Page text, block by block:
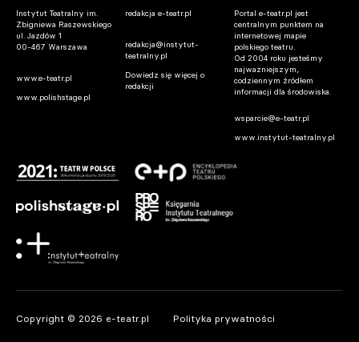
Instytut Teatralny im.
Zbigniewa Raszewskiego
ul. Jazdów 1
00-467 Warszawa
www.e-teatr.pl
www.polishstage.pl
redakcja e-teatr.pl
redakcja@instytut-
teatralny.pl
Dowiedz się więcej o
redakcji
Portal e-teatr.pl jest
centralnym punktem na
internetowej mapie
polskiego teatru.
Od 2004 roku jesteśmy
najważniejszym,
codziennym źródłem
informacji dla środowiska.
wsparcie@e-teatr.pl
www.instytut-teatralny.pl
Copyright © 2026 e-teatr.pl Polityka prywatności